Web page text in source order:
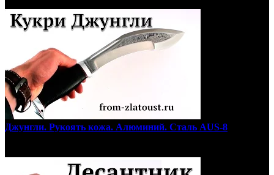
Джунгли. Рукоять кожа. Алюминий. Сталь AUS-8